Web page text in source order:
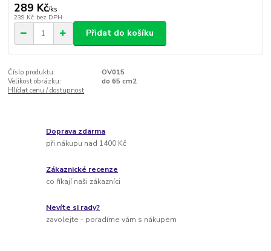
289 Kč/ks
239 Kč bez DPH
Přidat do košíku
Číslo produktu:
OV015
Velikost obrázku:
do 65 cm2
Hlídat cenu / dostupnost
Doprava zdarma
při nákupu nad 1400 Kč
Zákaznické recenze
co říkají naši zákazníci
Nevíte si rady?
zavolejte - poradíme vám s nákupem